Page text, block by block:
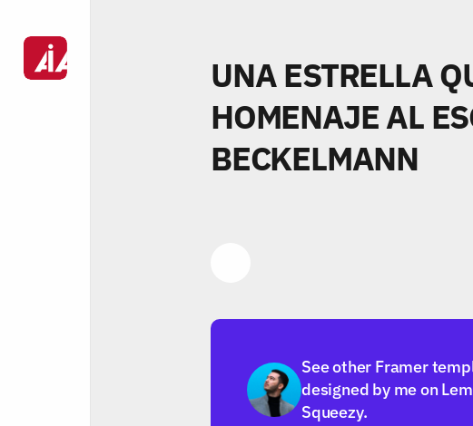
UNA ESTRELLA
HOMENAJE AL
BECKELMANN
See other Framer
designed by me on
Squeezy.